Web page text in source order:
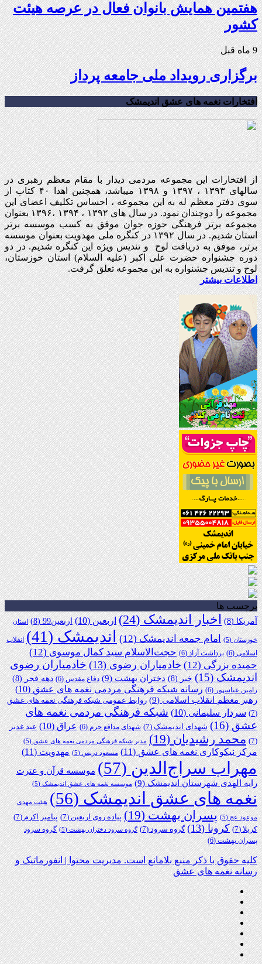
هفتمین همایش بانوان فعال در عرصه‌ هیئت
کشور
9 ماه قبل
برگزاری رویداد ملی جامعه پرداز
افتخارات نغمه های عشق اندیمشک
از افتخارات این مجموعه مردمی دیدار با مقام معظم رهبری در
سالهای ۱۳۹۳ ، ۱۳۹۷ و ۱۳۹۸ میباشد، همچنین اهدا ۴۰ کتاب از
سوی دفتر معظم له به این مجموعه ، احساس تکلیف اعضای این
مجموعه را دوچندان نمود. در سال های ۱۳۹۲ ، ۱۳۹۴ ،۱۳۹۶ بعنوان
مجموعه برتر فرهنگی حوزه جوان موفق به کسب موسسه برتر
استان شدیم. در سال ۱۳۹۲ در کنگره ملی مهدویت بعنوان موسسه
برتر، موفق به دریافت لوح و تندیس ویژه این کنگره شدیم. در دو
دوره جشنواره حضرت علی اکبر (علیه السلام) استان خوزستان،
لوح و تندیس جشنواره به این مجموعه تعلق گرفت.
اطلاعات بیشتر
برچسب ها
آمریکا(8) اخبار اندیمشک(24) اربعین(10) اربعین99 (8) استان
خوزستان(5) امام جمعه اندیمشک(12) اندیمشک(41)
انقلاب
اسلامی(6) برداشت آزاد(6) حجت‌الاسلام سید کمال موسوی(12)
حمیده بزرگی(12) خادمیاران رضوی(13)
خادمیاران رضوی
اندیمشک(15) خبر(8) دختران بهشت(9) دفاع مقدس(6) دهه فجر(8)
رامین عباسپور(6) رسانه شبکه فرهنگی مردمی نغمه های عشق(10)
رهبر معظم انقلاب اسلامی(9)
روابط عمومی شبکه فرهنگی نغمه های عشق
(7)
سردار سلیمانی(10)
شبکه فرهنگی مردمی نغمه های
عشق(16) شهدای اندیمشک(7) شهدای مدافع حرم(6) عراق(10)
عید غدیر
(7)
محمد رشیدیان(19) مدیر شبکه فرهنگی مردمی نغمه های عشق(5)
مرکز نیکوکاری نغمه های عشق(11) مسعود دریس(5) مهدویت(11)
مهراب سراج‌الدین(57)
موسسه قرآن و عترت
رایه الهدی شهرستان اندیمشک(9) موسسه نغمه های عشق اندیمشک(5)
نغمه های عشق اندیمشک(56) هیئت مهدی
موعود عج(5) پسران بهشت(19) پیاده روی اربعین(7) پیامبر اکرم(7)
کربلا(7) کرونا(13) گروه سرود(7) گروه سرود دختران بهشت(5)
گروه سرود
پسران بهشت(6)
کلیه حقوق با ذکر منبع بلامانع است. مدیریت محتوا | انفورماتیک و
رسانه نغمه های عشق